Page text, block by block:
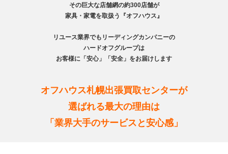
その巨大な店舗網の約300店舗が
家具・家電を取扱う『オフハウス』
リユース業界でもリーディングカンパニーの
ハードオフグループは
お客様に「安心」「安全」をお届けします
オフハウス札幌出張買取センターが
選ばれる最大の理由は
「業界大手のサービスと安心感」